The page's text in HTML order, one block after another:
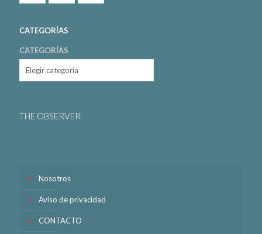
CATEGORÍAS
CATEGORÍAS
THE OBSERVER
Nosotros
Aviso de privacidad
CONTACTO